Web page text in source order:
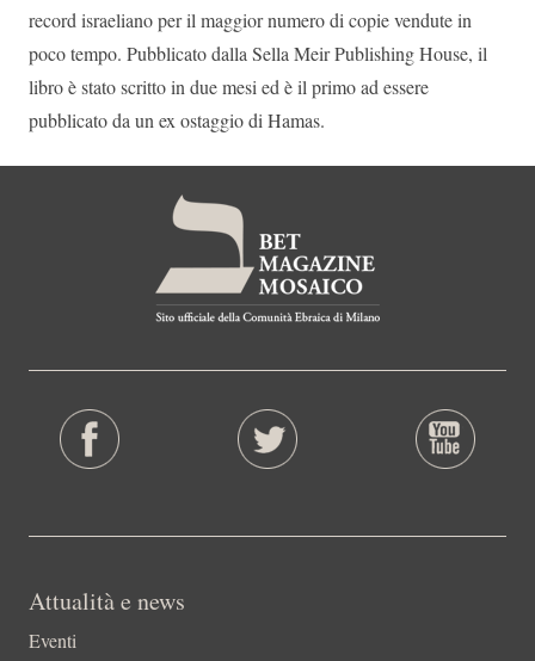
record israeliano per il maggior numero di copie vendute in
poco tempo. Pubblicato dalla Sella Meir Publishing House, il
libro è stato scritto in due mesi ed è il primo ad essere
pubblicato da un ex ostaggio di Hamas.
Attualità e news
Eventi